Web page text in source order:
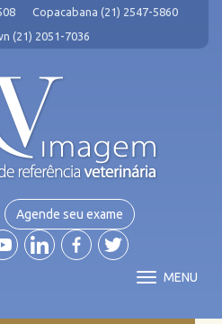
Copacabana (21) 2547-5860
(21) 2051-7036
Agende seu exame
MENU